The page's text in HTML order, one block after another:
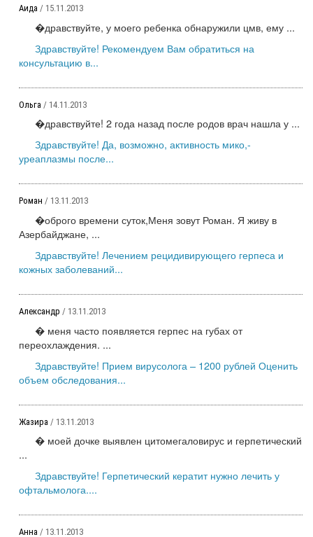
Аида / 15.11.2013
�дравствуйте, у моего ребенка обнаружили цмв, ему ...
Здравствуйте! Рекомендуем Вам обратиться на
консультацию в...
Ольга / 14.11.2013
�дравствуйте! 2 года назад после родов врач нашла у ...
Здравствуйте! Да, возможно, активность мико,-
уреаплазмы после...
Роман / 13.11.2013
�оброго времени суток,Меня зовут Роман. Я живу в
Азербайджане, ...
Здравствуйте! Лечением рецидивирующего герпеса и
кожных заболеваний...
Александр / 13.11.2013
� меня часто появляется герпес на губах от
переохлаждения. ...
Здравствуйте! Прием вирусолога – 1200 рублей Оценить
объем обследования...
Жазира / 13.11.2013
� моей дочке выявлен цитомегаловирус и герпетический
...
Здравствуйте! Герпетический кератит нужно лечить у
офтальмолога....
Анна / 13.11.2013